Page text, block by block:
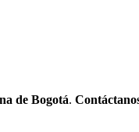
de Bogotá.